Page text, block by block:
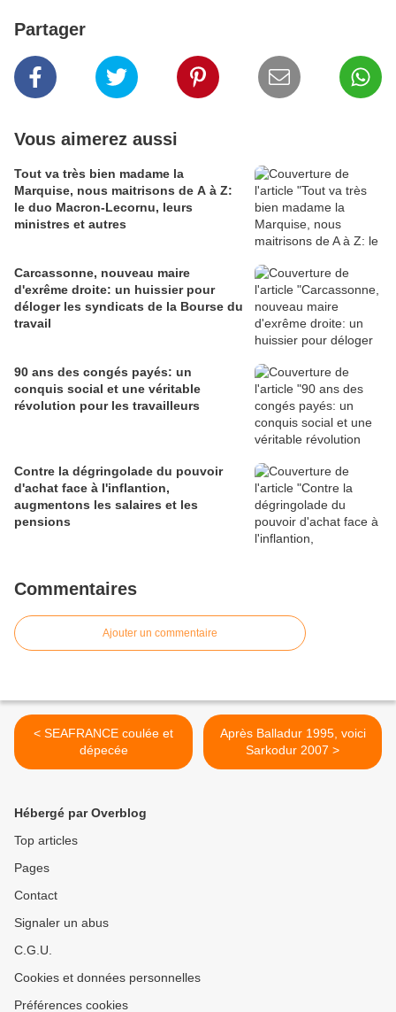
Partager
Vous aimerez aussi
Tout va très bien madame la
Marquise, nous maitrisons de A à Z:
le duo Macron-Lecornu, leurs
ministres et autres
Carcassonne, nouveau maire
d'exrême droite: un huissier pour
déloger les syndicats de la Bourse du
travail
90 ans des congés payés: un
conquis social et une véritable
révolution pour les travailleurs
Contre la dégringolade du pouvoir
d'achat face à l'inflantion,
augmentons les salaires et les
pensions
Commentaires
Ajouter un commentaire
< SEAFRANCE coulée et
dépecée
Après Balladur 1995, voici
Sarkodur 2007 >
Hébergé par Overblog
Top articles
Pages
Contact
Signaler un abus
C.G.U.
Cookies et données personnelles
Préférences cookies